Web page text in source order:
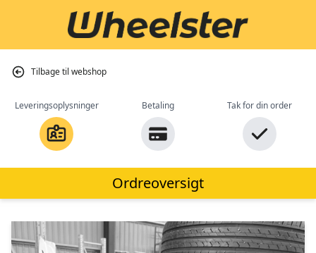
Tilbage til webshop
Leveringsoplysninger Betaling Tak for din order
Ordreoversigt